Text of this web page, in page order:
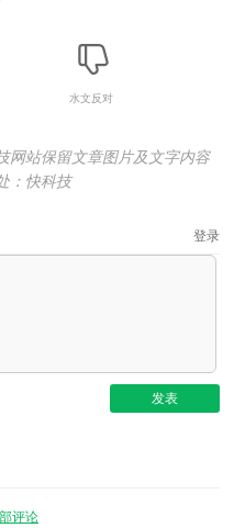
水文反对
网站保留文章图片及文字内容
：快科技
登录
评论